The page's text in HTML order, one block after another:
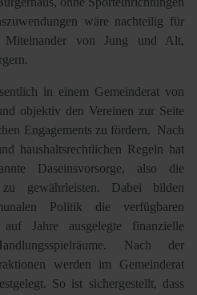
wäre nachteilig für
Miteinander von Jung und Alt,
in einem Gemeinderat von
objektiv den Vereinen zur Seite
Engagements zu fördern. Nach
haushaltsrechtlichen Regeln hat
Daseinsvorsorge, also die
gewährleisten. Dabei bilden
Politik die verfügbaren
Jahre ausgelegte finanzielle
Nach der
werden im Gemeinderat
So ist sichergestellt, dass